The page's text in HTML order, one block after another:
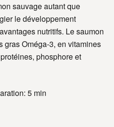
sauvage autant que
le développement
nutritifs. Le saumon
gras Oméga-3, en vitamines
phosphore et
5 min